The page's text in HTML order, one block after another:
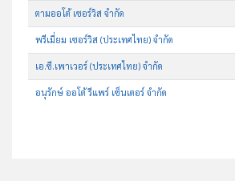
ตามออโต้ เซอร์วิส จำกัด
พรีเมี่ยม เซอร์วิส (ประเทศไทย) จำกัด
เอ.ซี.เพาเวอร์ (ประเทศไทย) จำกัด
อนุรักษ์ ออโต้ รีแพร์ เซ็นเตอร์ จำกัด